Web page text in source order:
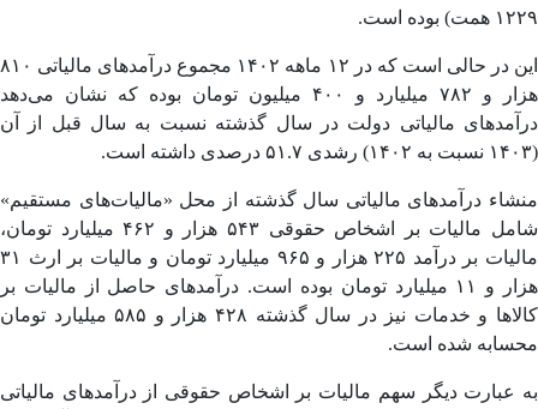
بوده است.
این در حالی است که در ۱۲ ماهه ۱۴۰۲ مجموع درآمدهای مالیاتی ۸۱۰
هزار و ۷۸۲ میلیارد و ۴۰۰ میلیون تومان بوده که نشان می‌دهد
مالیاتی دولت در سال گذشته نسبت به سال قبل از آن
درآمدهای مالیاتی سال گذشته از محل «مالیات‌های مستقیم»
شامل مالیات بر اشخاص حقوقی ۵۴۳ هزار و ۴۶۲ میلیارد تومان،
مالیات بر درآمد ۲۲۵ هزار و ۹۶۵ میلیارد تومان و مالیات بر ارث ۳۱
هزار و ۱۱ میلیارد تومان بوده است. درآمدهای حاصل از مالیات بر
کالاها و خدمات نیز در سال گذشته ۴۲۸ هزار و ۵۸۵ میلیارد تومان
شده است.
عبارت دیگر سهم مالیات بر اشخاص حقوقی از درآمدهای مالیاتی